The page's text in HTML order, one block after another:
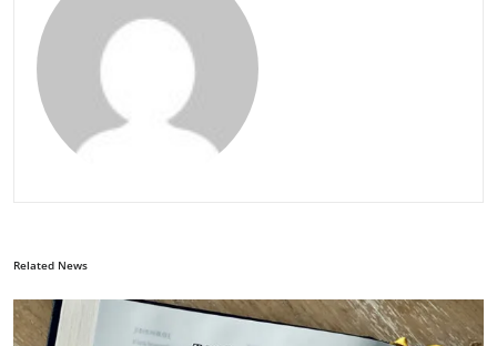
Related News